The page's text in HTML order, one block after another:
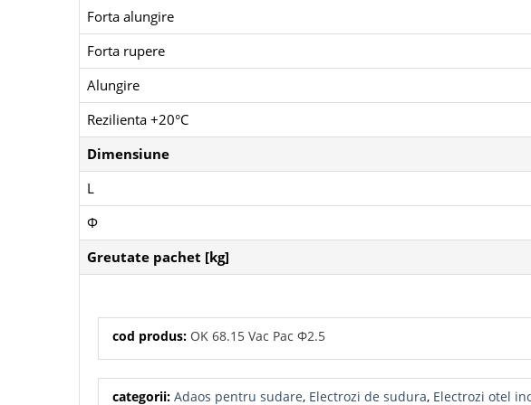
Forta alungire
Forta rupere
Alungire
Rezilienta +20°C
Dimensiune
L
Φ
Greutate pachet [kg]
cod produs: OK 68.15 Vac Pac Φ2.5
categorii: Adaos pentru sudare, Electrozi de sudura, Electrozi otel